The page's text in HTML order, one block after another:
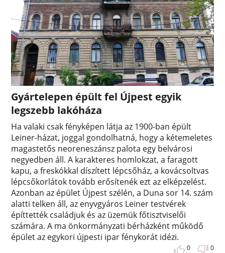
Gyártelepen épült fel Újpest egyik
legszebb lakóháza
Ha valaki csak fényképen látja az 1900-ban épült
Leiner-házat, joggal gondolhatná, hogy a kétemeletes
magastetős neoreneszánsz palota egy belvárosi
negyedben áll. A karakteres homlokzat, a faragott
kapu, a freskókkal díszített lépcsőház, a kovácsoltvas
lépcsőkorlátok tovább erősítenék ezt az elképzelést.
Azonban az épület Újpest szélén, a Duna sor 14. szám
alatti telken áll, az enyvgyáros Leiner testvérek
építtették családjuk és az üzemük főtisztviselői
számára. A ma önkormányzati bérházként működő
épület az egykori újpesti ipar fénykorát idézi.
0 0